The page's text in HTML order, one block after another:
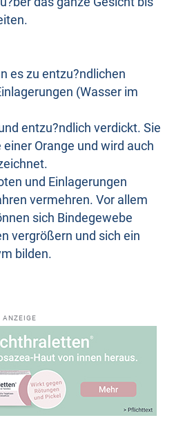
es zu entzu?ndlichen
(Wasser im
entzu?ndlich verdickt. Sie
Orange und wird auch
und Einlagerungen
vermehren. Vor allem
sich Bindegewebe
vergrößern und sich ein
bilden.
ANZEIGE